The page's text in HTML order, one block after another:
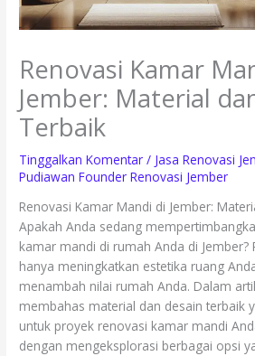
Renovasi Kamar
Jember: Material
Terbaik
Tinggalkan Komentar / Jasa Renovasi
Pudiawan Founder Renovasi Jember
Renovasi Kamar Mandi di Jember:
Apakah Anda sedang
kamar mandi di rumah Anda di Jember?
hanya meningkatkan estetika ruang
menambah nilai rumah Anda. Dalam
membahas material dan desain terbaik
untuk proyek renovasi kamar mandi
dengan mengeksplorasi berbagai opsi